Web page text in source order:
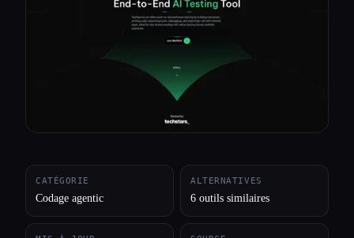
Toutes les catégories
CATÉGORIE
Codage agentic
ALTERNATIVES
6 outils similaires